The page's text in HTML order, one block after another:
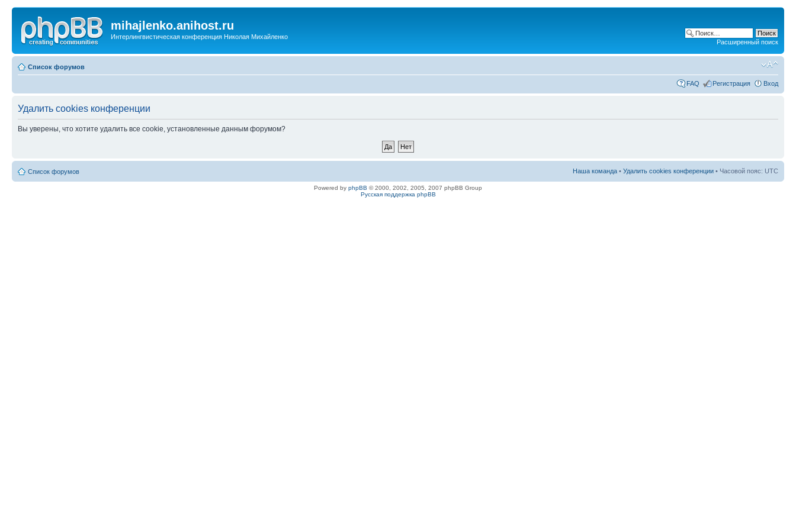
mihajlenko.anihost.ru
Интерлингвистическая конференция Николая Михайленко
Расширенный поиск
Список форумов
FAQ Регистрация Вход
Удалить cookies конференции
Вы уверены, что хотите удалить все cookie, установленные данным форумом?
Список форумов Наша команда • Удалить cookies конференции • Часовой пояс: UTC
Powered by phpBB © 2000, 2002, 2005, 2007 phpBB Group
Русская поддержка phpBB